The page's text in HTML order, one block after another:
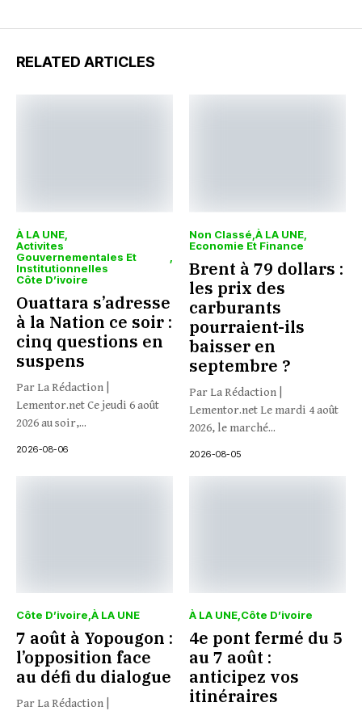
RELATED ARTICLES
À LA UNE
Activites
Gouvernementales Et
Institutionnelles
Côte D’ivoire
Ouattara s’adresse
à la Nation ce soir :
cinq questions en
suspens
Par La Rédaction |
Lementor.net Ce jeudi 6 août
2026 au soir,...
2026-08-06
Non Classé À LA UNE
Economie Et Finance
Brent à 79 dollars :
les prix des
carburants
pourraient-ils
baisser en
septembre ?
Par La Rédaction |
Lementor.net Le mardi 4 août
2026, le marché...
2026-08-05
Côte D’ivoire À LA UNE
7 août à Yopougon :
l’opposition face
au défi du dialogue
Par La Rédaction |
À LA UNE Côte D’ivoire
4e pont fermé du 5
au 7 août :
anticipez vos
itinéraires